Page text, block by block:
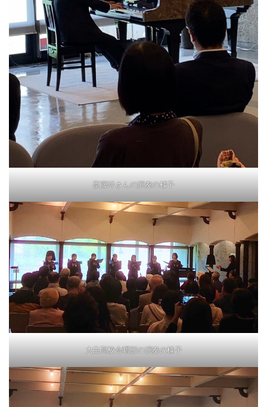
斎藤洋さんの演奏の様子
大曲高校合唱部の演奏の様子